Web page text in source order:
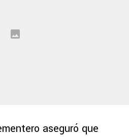
aseguró que